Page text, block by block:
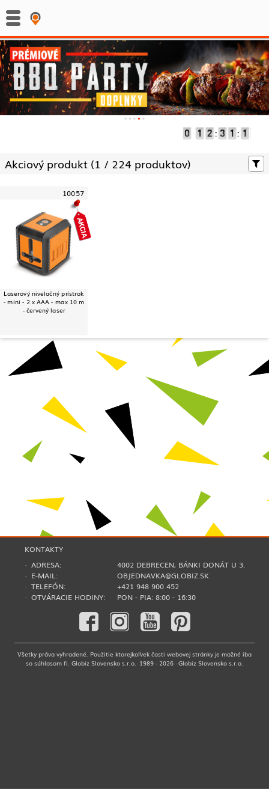
: :
Akciový produkt (1 / 224 produktov)
10057
Laserový nivelačný prístrok
- mini - 2 x AAA - max 10 m
- červený laser
KONTAKTY
· ADRESA:
4002 DEBRECEN, BÁNKI DONÁT U 3.
· E-MAIL:
OBJEDNAVKA@GLOBIZ.SK
· TELEFÓN:
+421 948 900 452
· OTVÁRACIE HODINY:
PON - PIA: 8:00 - 16:30
Všetky práva vyhradené. Použitie ktorejkoľvek časti webovej stránky je možné iba
so súhlasom fi. Globiz Slovensko s.r.o.· 1989 - 2026 · Globiz Slovensko s.r.o.